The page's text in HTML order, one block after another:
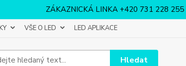
ZÁKAZNICKÁ LINKA +420 731 228 255
VŠE O LED LED APLIKACE
Hledat